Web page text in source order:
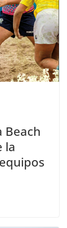
Beach
la